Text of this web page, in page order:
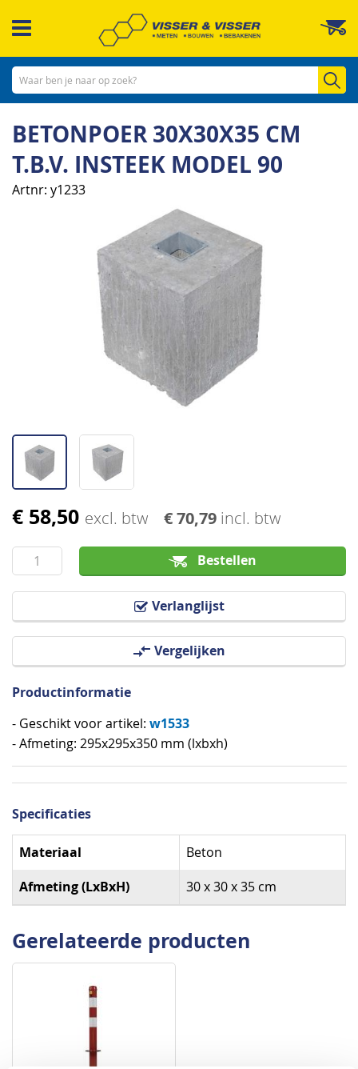
naar
inhoud
BETONPOER 30X30X35 CM
T.B.V. INSTEEK MODEL 90
Artnr y1233
€ 58,50 excl. btw € 70,79 incl. btw
Bestellen
Verlanglijst
Vergelijken
Ga
het
begin
van
Productinformatie
- Geschikt voor artikel: w1533
- Afmeting: 295x295x350 mm (lxbxh)
Specificaties
Specificaties
Materiaal Beton
Afmeting (LxBxH) 30 x 30 x 35 cm
Gerelateerde producten